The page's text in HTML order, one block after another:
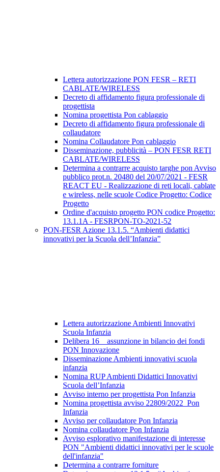
Lettera autorizzazione PON FESR – RETI
CABLATE/WIRELESS
Decreto di affidamento figura professionale di
progettista
Nomina progettista Pon cablaggio
Decreto di affidamento figura professionale di
collaudatore
Nomina Collaudatore Pon cablaggio
Disseminazione, pubblicità – PON FESR RETI
CABLATE/WIRELESS
Determina a contrarre acquisto targhe pon Avviso
pubblico prot.n. 20480 del 20/07/2021 - FESR
REACT EU - Realizzazione di reti locali, cablate
e wireless, nelle scuole Codice Progetto: Codice
Progetto
Ordine d'acquisto progetto PON codice Progetto:
13.1.1A - FESRPON-TO-2021-52
PON-FESR Azione 13.1.5. “Ambienti didattici
innovativi per la Scuola dell’Infanzia”
Lettera autorizzazione Ambienti Innovativi
Scuola Infanzia
Delibera 16 _ assunzione in bilancio dei fondi
PON Innovazione
Disseminazione Ambienti innovativi scuola
infanzia
Nomina RUP Ambienti Didattici Innovativi
Scuola dell’Infanzia
Avviso interno per progettista Pon Infanzia
Nomina progettista avviso 22809/2022_Pon
Infanzia
Avviso per collaudatore Pon Infanzia
Nomina collaudatore Pon Infanzia
Avviso esplorativo manifestazione di interesse
PON "Ambienti didattici innovativi per le scuole
dell'infanzia"
Determina a contrarre forniture